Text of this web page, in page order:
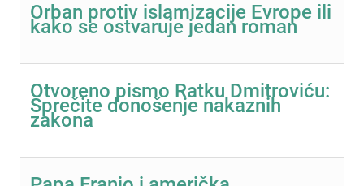
Orban protiv islamizacije Evrope ili
kako se ostvaruje jedan roman
Otvoreno pismo Ratku Dmitroviću:
Sprečite donošenje nakaznih
zakona